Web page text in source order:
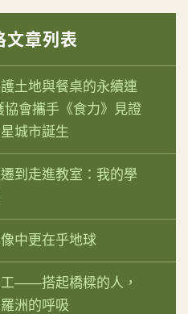
文章列表
護土地與餐桌的永續連
協會攜手《食力》見證
城市誕生
到走進教室：我的學
中更在乎地球
——搭起橋樑的人，
洲的呼吸